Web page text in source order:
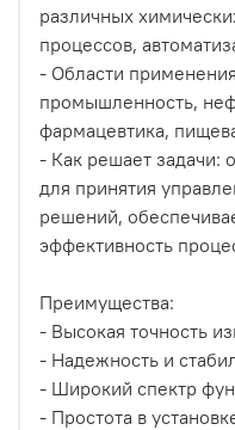
различных
процессов,
- Области
промышленность,
фармацевтика,
- Как решает задачи:
для принятия
решений,
эффективность
Преимущества:
- Высокая точность
- Надежность и
- Широкий спектр
- Простота в